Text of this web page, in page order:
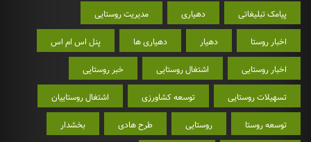
پیامک تبلیغاتی دهیاری مدیریت روستایی
اخبار روستا دهیار دهیاری ها پنل اس ام اس
اخبار روستایی اشتغال روستایی خبر روستایی
تسهیلات روستایی توسعه کشاورزی اشتغال روستاییان
توسعه روستا روستایی طرح هادی بخشدار